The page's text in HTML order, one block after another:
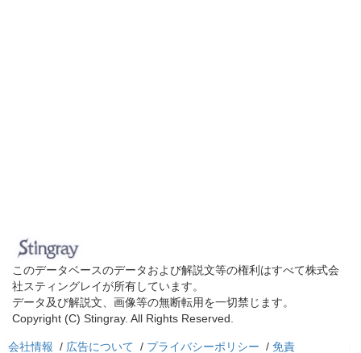
このデータベースのデータおよび解説文等の権利はすべて株式会
社スティングレイが所有しています。
データ及び解説文、画像等の無断転用を一切禁じます。
Copyright (C) Stingray. All Rights Reserved.
会社情報 / 広告について / プライバシーポリシー / 免責